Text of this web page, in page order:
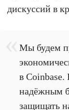
дискуссий в
Мы будем
в
надёжным
защищать